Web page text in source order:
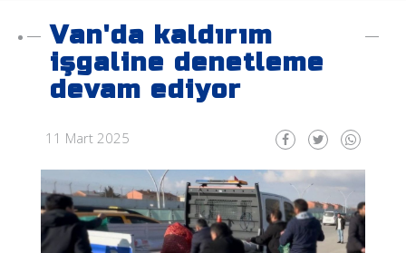
Van'da kaldırım
işgaline denetleme
devam ediyor
11 Mart 2025